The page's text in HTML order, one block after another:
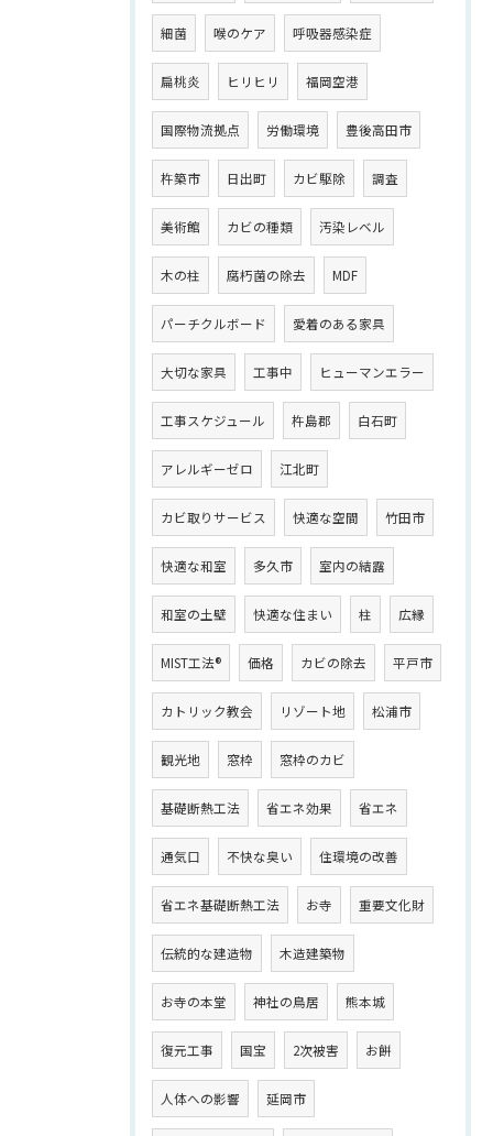
細菌 喉のケア 呼吸器感染症
扁桃炎 ヒリヒリ 福岡空港
国際物流拠点 労働環境 豊後高田市
杵築市 日出町 カビ駆除 調査
美術館 カビの種類 汚染レベル
木の柱 腐朽菌の除去 MDF
パーチクルボード 愛着のある家具
大切な家具 工事中 ヒューマンエラー
工事スケジュール 杵島郡 白石町
アレルギーゼロ 江北町
カビ取りサービス 快適な空間 竹田市
快適な和室 多久市 室内の結露
和室の土壁 快適な住まい 柱 広縁
MIST工法® 価格 カビの除去 平戸市
カトリック教会 リゾート地 松浦市
観光地 窓枠 窓枠のカビ
基礎断熱工法 省エネ効果 省エネ
通気口 不快な臭い 住環境の改善
省エネ基礎断熱工法 お寺 重要文化財
伝統的な建造物 木造建築物
お寺の本堂 神社の鳥居 熊本城
復元工事 国宝 2次被害 お餅
人体への影響 延岡市